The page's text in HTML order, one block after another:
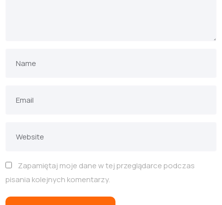
Zapamiętaj moje dane w tej przeglądarce podczas
pisania kolejnych komentarzy.